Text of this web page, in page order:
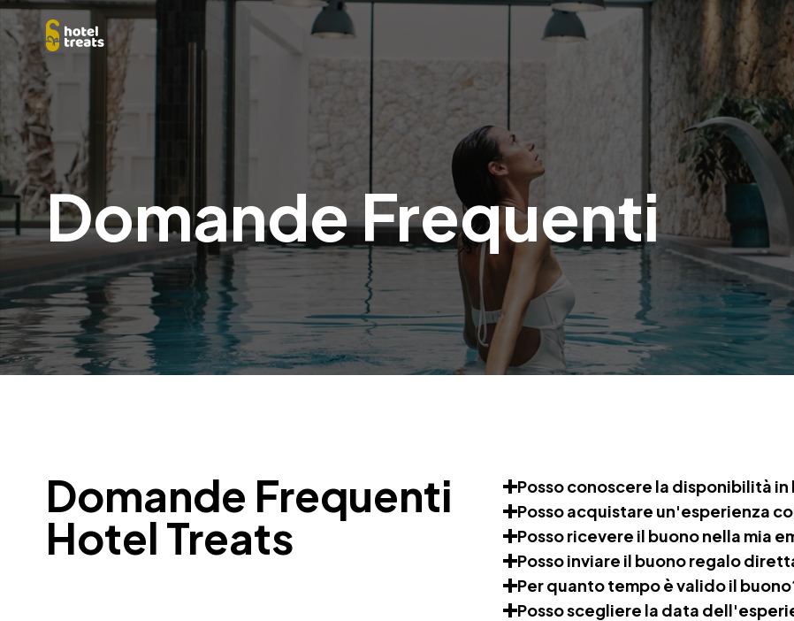
Domande Frequenti
Domande Frequenti
Hotel Treats
Posso conoscere la disponibilità
Posso acquistare un'esperienza
Posso ricevere il buono nella mia
Posso inviare il buono regalo
Per quanto tempo è valido il
Posso scegliere la data